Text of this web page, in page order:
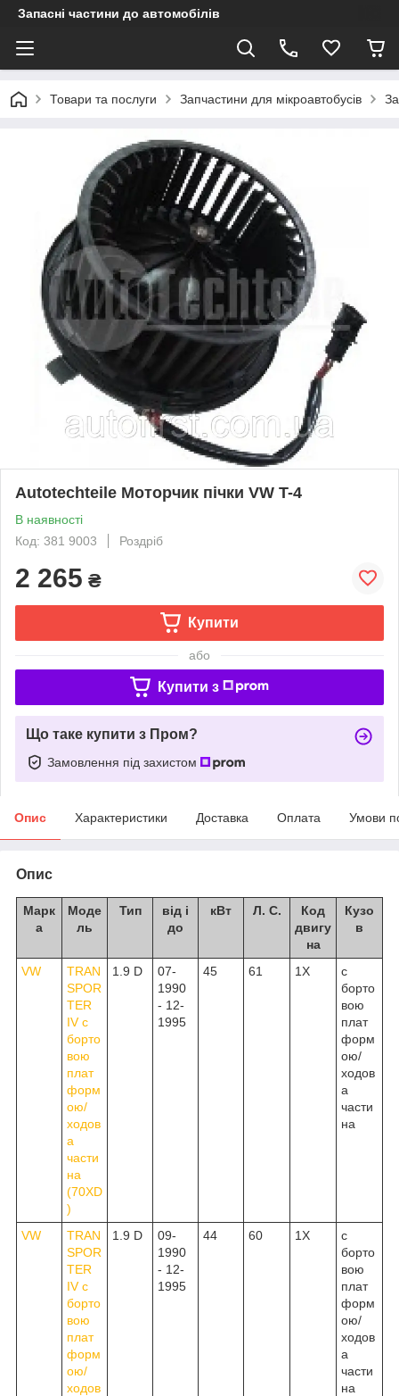
Запасні частини до автомобілів
Товари та послуги Запчастини для мікроавтобусів
Autotechteile Моторчик пічки VW T-4
В наявності
Код: 381 9003
Роздріб
2 265 ₴
Купити
або
Купити з
Що таке купити з Пром?
Замовлення під захистом
Опис Характеристики Доставка Оплата Умови
Опис
Марк
а
Моде
ль
Тип
від і
до
кВт Л. С.
Код
двигу
на
Кузо
в
VW
TRAN
SPOR
TER
IV c
борто
вою
плат
форм
ою/
ходов
а
части
на
(70XD
)
1.9 D
07-
1990
- 12-
1995
45 61 1X
c
борто
вою
плат
форм
ою/
ходов
а
части
на
VW
TRAN
SPOR
TER
IV c
борто
вою
плат
форм
ою/
ходов
1.9 D
09-
1990
- 12-
1995
44 60 1X
c
борто
вою
плат
форм
ою/
ходов
а
части
на